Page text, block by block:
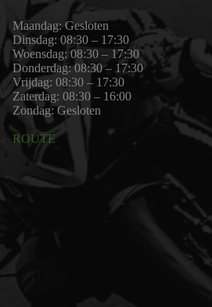
Maandag: Gesloten
Dinsdag: 08:30 – 17:30
Woensdag: 08:30 – 17:30
Donderdag: 08:30 – 17:30
Vrijdag: 08:30 – 17:30
Zaterdag: 08:30 – 16:00
Zondag: Gesloten
ROUTE